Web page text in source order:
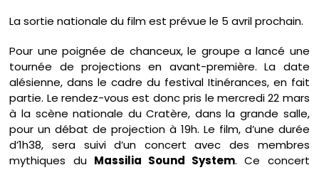
La sortie nationale du film est prévue le 5 avril prochain.
Pour une poignée de chanceux, le groupe a lancé une
tournée de projections en avant-première. La date
alésienne, dans le cadre du festival Itinérances, en fait
partie. Le rendez-vous est donc pris le mercredi 22 mars
à la scène nationale du Cratère, dans la grande salle,
pour un débat de projection à 19h. Le film, d’une durée
d’1h38, sera suivi d’un concert avec des membres
mythiques du Massilia Sound System. Ce concert